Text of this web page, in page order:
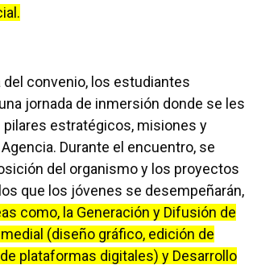
del convenio, los estudiantes
jornada de inmersión donde se les
estratégicos, misiones y
Durante el encuentro, se
del organismo y los proyectos
que los jóvenes se desempeñarán,
como, la Generación y Difusión de
(diseño gráfico, edición de
plataformas digitales) y Desarrollo